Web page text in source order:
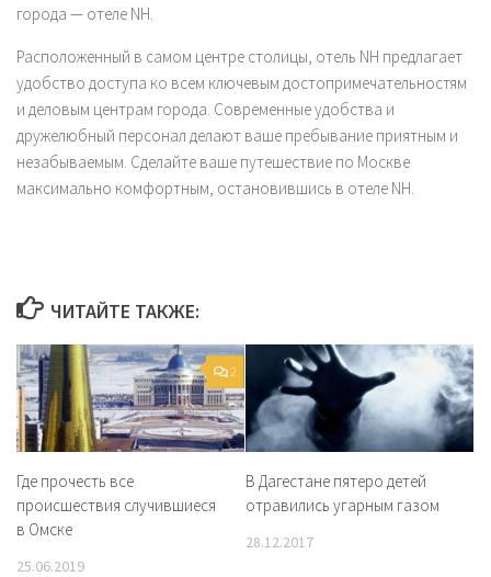
города — отеле NH.
Расположенный в самом центре столицы, отель NH предлагает
удобство доступа ко всем ключевым достопримечательностям
и деловым центрам города. Современные удобства и
дружелюбный персонал делают ваше пребывание приятным и
незабываемым. Сделайте ваше путешествие по Москве
максимально комфортным, остановившись в отеле NH.
ЧИТАЙТЕ ТАКЖЕ:
2
Где прочесть все
происшествия случившиеся
в Омске
25.06.2019
В Дагестане пятеро детей
отравились угарным газом
28.12.2017